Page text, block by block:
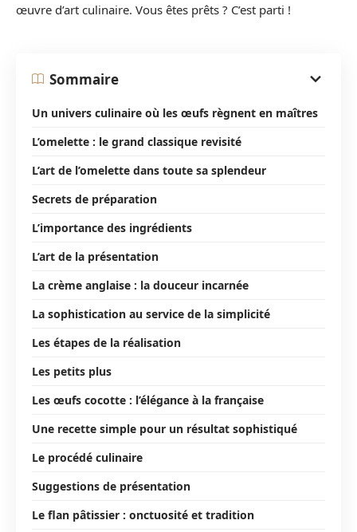
œuvre d’art culinaire. Vous êtes prêts ? C’est parti !
Sommaire
Un univers culinaire où les œufs règnent en maîtres
L’omelette : le grand classique revisité
L’art de l’omelette dans toute sa splendeur
Secrets de préparation
L’importance des ingrédients
L’art de la présentation
La crème anglaise : la douceur incarnée
La sophistication au service de la simplicité
Les étapes de la réalisation
Les petits plus
Les œufs cocotte : l’élégance à la française
Une recette simple pour un résultat sophistiqué
Le procédé culinaire
Suggestions de présentation
Le flan pâtissier : onctuosité et tradition